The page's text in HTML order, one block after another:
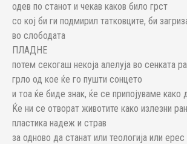
одев по станот и чекав каков било грст
со кој би ги подмирил татковците, би
во слободата
ПЛАДНЕ
потем секогаш некоја алелуја во сенката
грло од кое ќе го пушти сонцето
и тоа ќе биде знак, ќе се припојуваме како
Ќе ни се отворат животите како излезни
пластика надеж и страв
за одново да станат или теологија или ерес